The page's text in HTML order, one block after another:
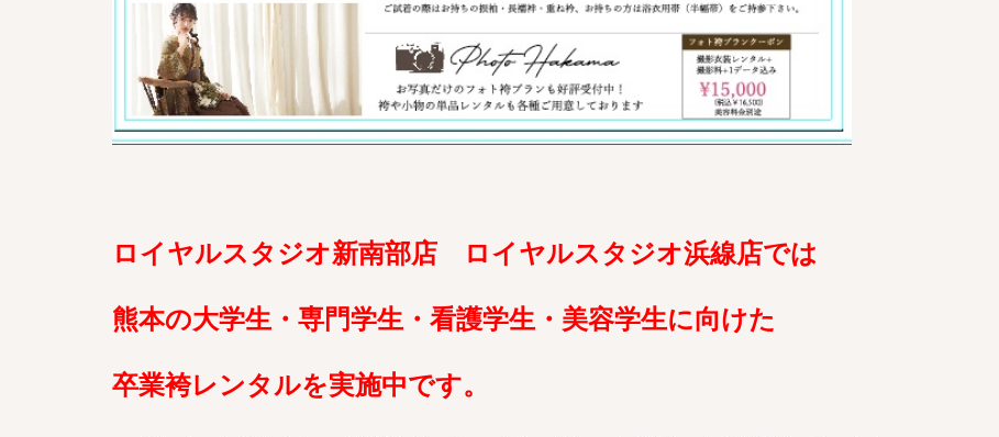
ロイヤルスタジオ新南部店 ロイヤルスタジオ浜線店では
熊本の大学生・専門学生・看護学生・美容学生に向けた
卒業袴レンタルを実施中です。